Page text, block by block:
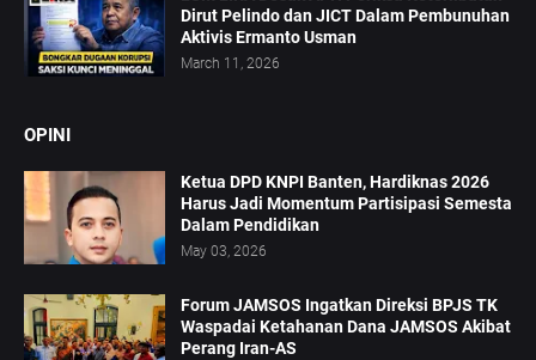
Dirut Pelindo dan JICT Dalam Pembunuhan
Aktivis Ermanto Usman
March 11, 2026
OPINI
Ketua DPD KNPI Banten, Hardiknas 2026
Harus Jadi Momentum Partisipasi Semesta
Dalam Pendidikan
May 03, 2026
Forum JAMSOS Ingatkan Direksi BPJS TK
Waspadai Ketahanan Dana JAMSOS Akibat
Perang Iran-AS